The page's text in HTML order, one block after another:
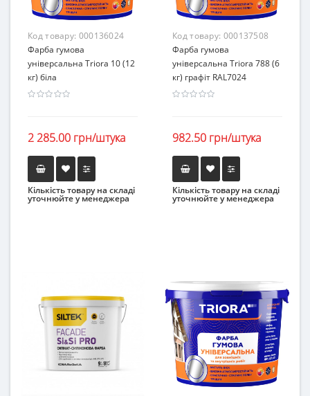
Код товару: 000136024
Фарба гумова
універсальна Triora 10 (12
кг) біла
2 285.00 грн/штука
Кількість товару на складі
уточнюйте у менеджера
Код товару: 000137508
Фарба гумова
універсальна Triora 788 (6
кг) графіт RAL7024
982.50 грн/штука
Кількість товару на складі
уточнюйте у менеджера